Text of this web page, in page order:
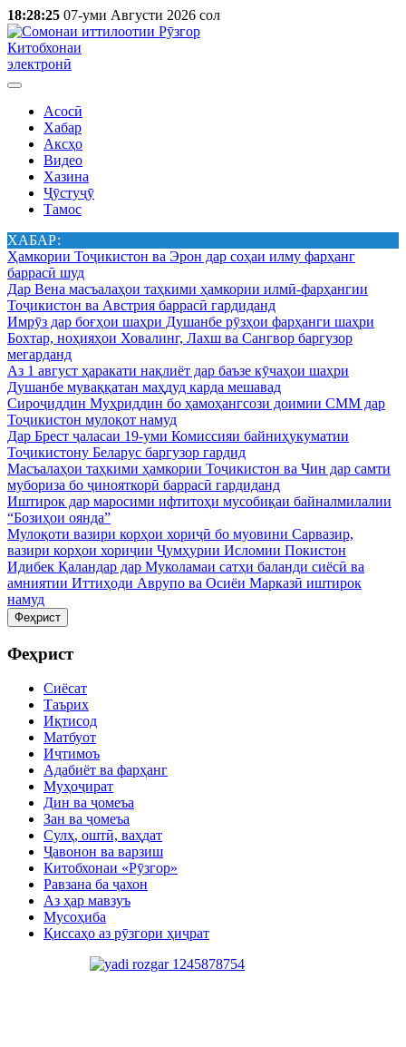
18:28:25 07-уми Августи 2026 сол
Китобхонаи
электронӣ
Асосӣ
Хабар
Аксҳо
Видео
Хазина
Ҷӯстуҷӯ
Тамос
ХАБАР:
Ҳамкории Тоҷикистон ва Эрон дар соҳаи илму фарҳанг
баррасӣ шуд
Дар Вена масъалаҳои таҳкими ҳамкории илмӣ-фарҳангии
Тоҷикистон ва Австрия баррасӣ гардиданд
Имрӯз дар боғҳои шаҳри Душанбе рӯзҳои фарҳанги шаҳри
Бохтар, ноҳияҳои Ховалинг, Лахш ва Сангвор баргузор
мегарданд
Аз 1 август ҳаракати нақлиёт дар баъзе кӯчаҳои шаҳри
Душанбе муваққатан маҳдуд карда мешавад
Сироҷиддин Муҳриддин бо ҳамоҳангсози доимии СММ дар
Тоҷикистон мулоқот намуд
Дар Брест ҷаласаи 19-уми Комиссияи байниҳукуматии
Тоҷикистону Беларус баргузор гардид
Масъалаҳои таҳкими ҳамкории Тоҷикистон ва Чин дар самти
мубориза бо ҷинояткорӣ баррасӣ гардиданд
Иштирок дар маросими ифтитоҳи мусобиқаи байналмилалии
“Бозиҳои оянда”
Мулоқоти вазири корҳои хориҷӣ бо муовини Сарвазир,
вазири корҳои хориҷии Ҷумҳурии Исломии Покистон
Идибек Қаландар дар Муколамаи сатҳи баланди сиёсӣ ва
амниятии Иттиҳоди Аврупо ва Осиёи Марказӣ иштирок
намуд
Феҳрист
Феҳрист
Сиёсат
Таърих
Иқтисод
Матбуот
Иҷтимоъ
Адабиёт ва фарҳанг
Муҳоҷират
Дин ва ҷомеъа
Зан ва ҷомеъа
Сулҳ, оштӣ, ваҳдат
Ҷавонон ва варзиш
Китобхонаи «Рӯзгор»
Равзана ба ҷахон
Аз ҳар мавзуъ
Мусоҳиба
Қиссаҳо аз рӯзгори ҳиҷрат